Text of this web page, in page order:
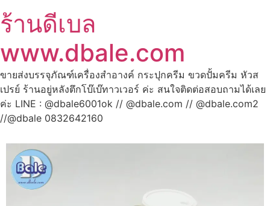
ร้านดีเบล
www.dbale.com
ขายส่งบรรจุภัณฑ์เครื่องสำอางค์ กระปุกครีม ขวดปั้มครีม หัวส
เปรย์ ร้านอยู่หลังตึกโบ๊เบ๊ทาวเวอร์ ค่ะ สนใจติดต่อสอบถามได้เลย
ค่ะ LINE : @dbale6001ok // @dbale.com // @dbale.com2
//@dbale 0832642160